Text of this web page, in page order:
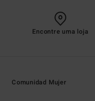
Encontre uma loja
Comunidad Mujer